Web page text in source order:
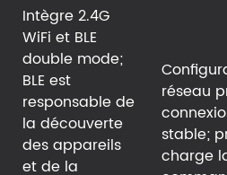
Intègre 2.4G
WiFi et BLE
double mode;
BLE est
responsable de
la découverte
des appareils
et de la
réseau
stable;
charge